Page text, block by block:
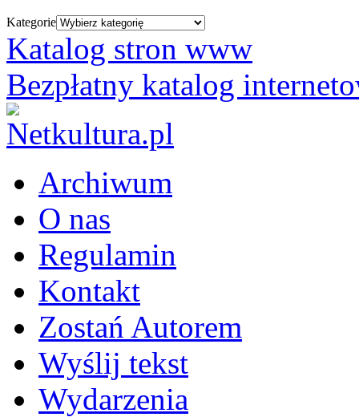
Kategorie
Katalog stron www
Bezpłatny katalog
Archiwum
O nas
Regulamin
Kontakt
Zostań Autorem
Wyślij tekst
Wydarzenia